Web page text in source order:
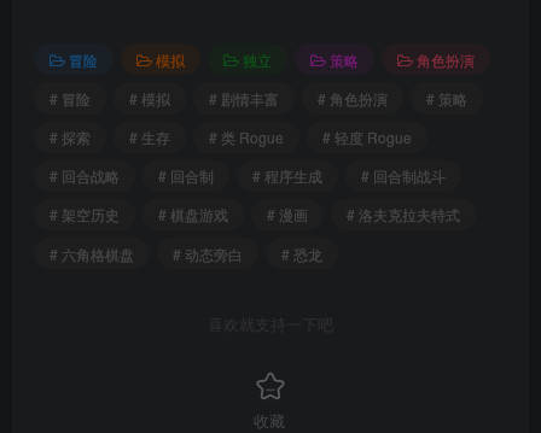
冒险 模拟 独立 策略
角色扮演
# 冒险
# 模拟 # 剧情丰富 # 角色扮演
# 策略
# 探索
# 生存 # 类 Rogue
# 轻度 Rogue
# 回合战略
# 回合制 # 程序生成
# 回合制战斗
# 架空历史
# 棋盘游戏 # 漫画
# 洛夫克拉夫特式
# 六角格棋盘
# 动态旁白 # 恐龙
喜欢就支持一下吧
收藏